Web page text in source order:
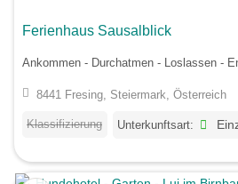
Ferienhaus Sausalblick
Ankommen - Durchatmen - Loslassen -
8441 Fresing, Steiermark, Österreich
Klassifizierung Unterkunftsart: